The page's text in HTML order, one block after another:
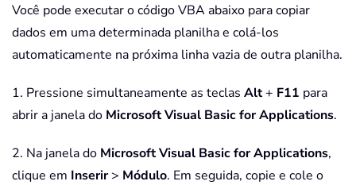
Você pode executar o código VBA abaixo para copiar
dados em uma determinada planilha e colá-los
automaticamente na próxima linha vazia de outra planilha.
1. Pressione simultaneamente as teclas Alt+ F11 para
abrir a janela do Microsoft Visual Basic for Applications.
2. Na janela do Microsoft Visual Basic for Applications,
clique em Inserir> Módulo. Em seguida, copie e cole o